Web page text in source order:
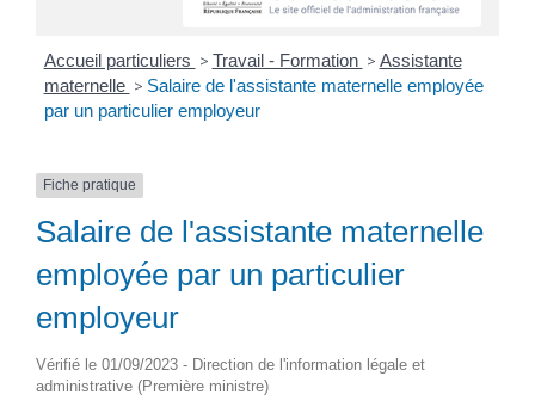
Accueil particuliers > Travail - Formation > Assistante
maternelle > Salaire de l'assistante maternelle employée
par un particulier employeur
Fiche pratique
Salaire de l'assistante maternelle
employée par un particulier
employeur
Vérifié le 01/09/2023 - Direction de l'information légale et
administrative (Première ministre)